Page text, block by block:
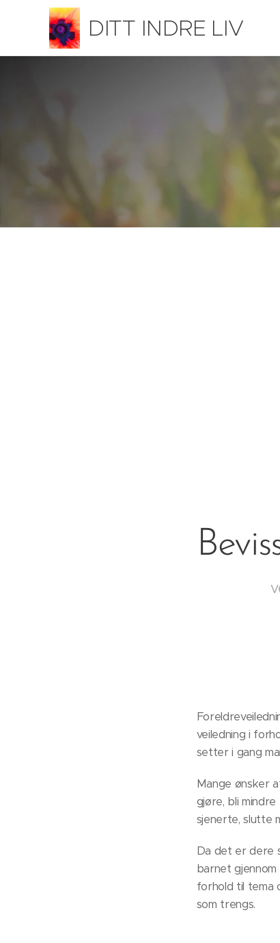
DITT INDRE LIV
veiledning i
setter i gang
Mange ønsker
gjøre, bli
sjenerte, slutte
Da det er dere
barnet
forhold til tema
som trengs.